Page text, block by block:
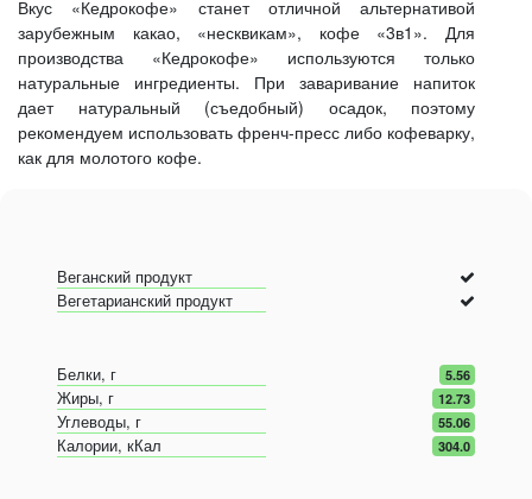
Вкус «Кедрокофе» станет отличной альтернативой
зарубежным какао, «несквикам», кофе «3в1». Для
производства «Кедрокофе» используются только
натуральные ингредиенты. При заваривание напиток
дает натуральный (съедобный) осадок, поэтому
рекомендуем использовать френч-пресс либо кофеварку,
как для молотого кофе.
Веганский продукт
Вегетарианский продукт
Белки, г 5.56
Жиры, г 12.73
Углеводы, г 55.06
Калории, кКал 304.0